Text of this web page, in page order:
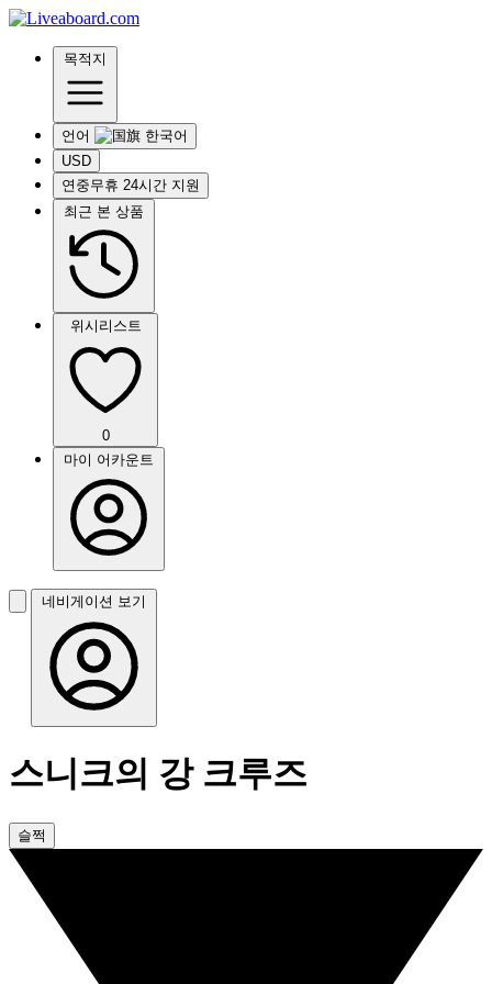
목적지
언어
USD
연중무휴 24시간 지원
최근 본 상품
위시리스트
0
마이 어카운트
네비게이션 보기
스니크의 강 크루즈
슬쩍